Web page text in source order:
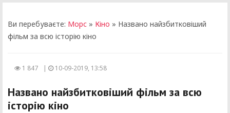
Ви перебуваєте: Морс » Кіно » Названо найзбитковіший
фільм за всю історію кіно
1 847 | 10-09-2019, 13:58
Названо найзбитковіший фільм за всю
історію кіно